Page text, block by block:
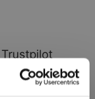
offerte